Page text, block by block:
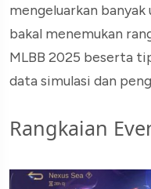
mengeluarkan
bakal menemukan
MLBB 2025 beserta
data simulasi dan
Rangkaian